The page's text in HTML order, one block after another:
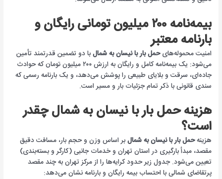
بیمه‌نامه ۲۰۰ میلیون تومانی رایگان و
بارنامه معتبر
امنیت محموله‌هایحمل بار با نیسان به شمالبا دو تضمین قدرتمند تأمین
می‌شود: یک بیمه‌نامه کامل و رایگان به ارزش ۲۰۰ میلیون تومان که حوادث
جاده‌ای، سرقت و بلایای طبیعی را پوشش می‌دهد، و یک بارنامه رسمی که
سندی قانونی با ذکر تمام جزئیات بار و مسیر است.
هزینه حمل بار با نیسان به شمال چقدر
است؟
هزینهحمل بار با نیسان به شمالبر اساس وزن و حجم بار، مسافت دقیق
مقصد، مبدأ بارگیری در استان تهران و خدمات جانبی (کارگر و بسته‌بندی)
تعیین می‌شود. جدول زیر حدود کرایه‌ها را از مرکز تهران به چند مقصد
پرتقاضای شمالی با احتساب بیمه رایگان و بارنامه نشان می‌دهد: